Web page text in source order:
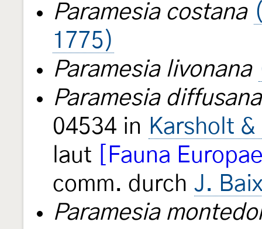
Paramesia costana
1775)
Paramesia livonana
Paramesia diffusana
04534 in Karsholt
laut
[Fauna
comm. durch J.
Paramesia